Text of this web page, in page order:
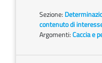
Sezione:
contenuto di
Argomenti:Caccia e